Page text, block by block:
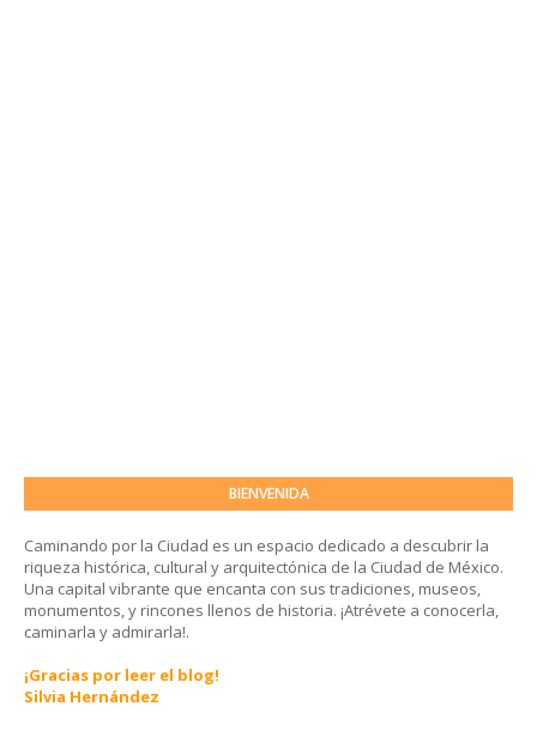
BIENVENIDA
Caminando por la Ciudad es un espacio dedicado a descubrir la
riqueza histórica, cultural y arquitectónica de la Ciudad de México.
Una capital vibrante que encanta con sus tradiciones, museos,
monumentos, y rincones llenos de historia. ¡Atrévete a conocerla,
caminarla y admirarla!.
¡Gracias por leer el blog!
Silvia Hernández